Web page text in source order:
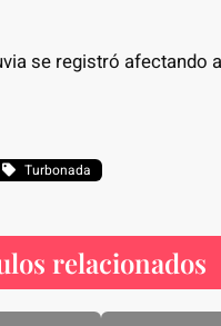
se registró afectando
Turbonada
relacionados